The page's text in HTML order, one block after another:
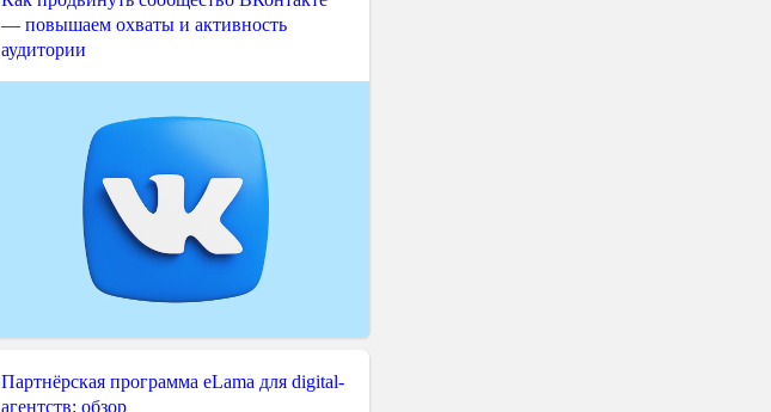
— повышаем охваты и активность
аудитории
Партнёрская программа eLama для digital-
агентств: обзор